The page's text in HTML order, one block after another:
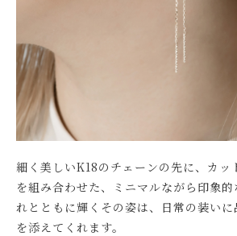
細く美しいK18のチェーンの先に、カッ
を組み合わせた、ミニマルながら印象
れとともに輝くその姿は、日常の装いに
を添えてくれます。